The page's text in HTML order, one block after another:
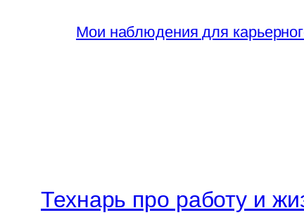
Мои наблюдения для
Технарь про работу и